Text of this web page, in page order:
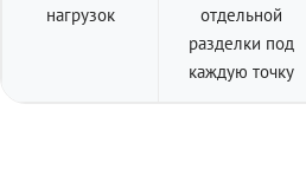
нагрузок
отдельной
разделки под
каждую точку